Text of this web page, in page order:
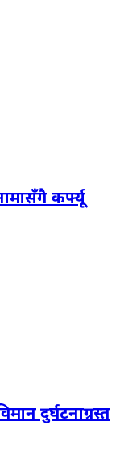
कर्फ्यू
दुर्घटनाग्रस्त